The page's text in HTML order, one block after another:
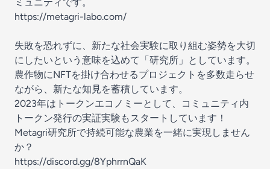
https://metagri-labo.com/
失敗を恐れずに、新たな社会実験に取り組む姿勢を大切
にしたいという意味を込めて「研究所」としています。
農作物にNFTを掛け合わせるプロジェクトを多数走らせ
ながら、新たな知見を蓄積しています。
2023年はトークンエコノミーとして、コミュニティ内
トークン発行の実証実験もスタートしています！
Metagri研究所で持続可能な農業を一緒に実現しません
か？
https://discord.gg/8YphrrnQaK